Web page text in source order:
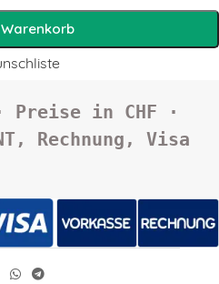
Preise in CHF ·
Rechnung, Visa